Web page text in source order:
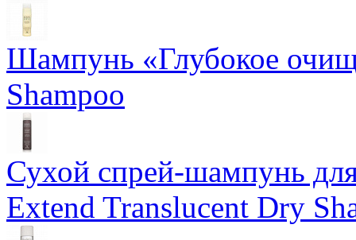
Шампунь «Глубокое
Shampoo
Сухой спрей-шампунь
Extend Translucent Dry